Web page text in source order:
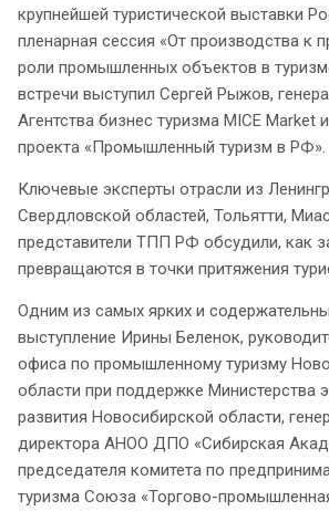
крупнейшей туристической выставки
пленарная сессия «От производства к
роли промышленных объектов в
встречи выступил Сергей Рыжов,
Агентства бизнес туризма MICE Market
проекта «Промышленный туризм в РФ».
Ключевые эксперты отрасли из
Свердловской областей, Тольятти,
представители ТПП РФ обсудили, как
превращаются в точки притяжения
Одним из самых ярких и
выступление Ирины Беленок,
офиса по промышленному туризму
области при поддержке Министерства
развития Новосибирской области,
директора АНОО ДПО «Сибирская
председателя комитета по
туризма Союза «Торгово-